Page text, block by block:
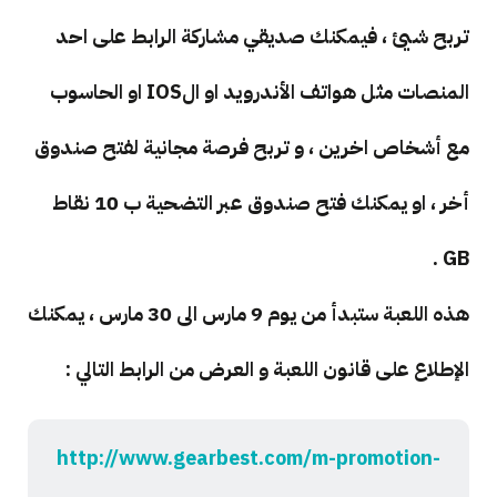
تربح شيئ ، فيمكنك صديقي مشاركة الرابط على احد
المنصات مثل هواتف الأندرويد او الIOS او الحاسوب
مع أشخاص اخرين ، و تربح فرصة مجانية لفتح صندوق
أخر ، او يمكنك فتح صندوق عبر التضحية ب 10 نقاط
GB .
هذه اللعبة ستبدأ من يوم 9 مارس الى 30 مارس ، يمكنك
الإطلاع على قانون اللعبة و العرض من الرابط التالي :
http://www.gearbest.com/m-promotion-